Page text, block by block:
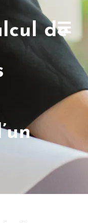
de